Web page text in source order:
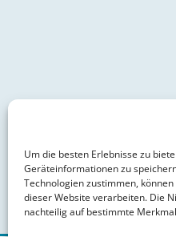
Um die besten Erlebnisse zu
Geräteinformationen zu
Technologien zustimmen,
dieser Website verarbeiten. Die
nachteilig auf bestimmte